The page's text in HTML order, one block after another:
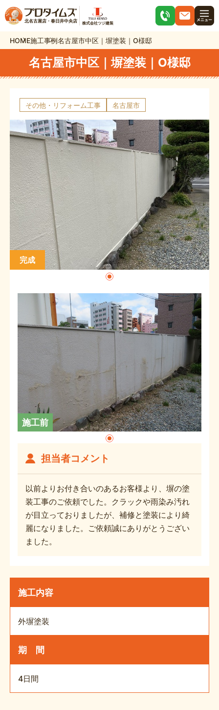
北名古屋店・春日井中央店 株式会社ツジ建装
HOME施工事例名古屋市中区｜塀塗装｜O様邸
名古屋市中区｜塀塗装｜O様邸
その他・リフォーム工事 名古屋市
完成
施工前
担当者コメント
以前よりお付き合いのあるお客様より、塀の塗
装工事のご依頼でした。クラックや雨染み汚れ
が目立っておりましたが、補修と塗装により綺
麗になりました。ご依頼誠にありがとうござい
ました。
施工内容
外塀塗装
期 間
4日間